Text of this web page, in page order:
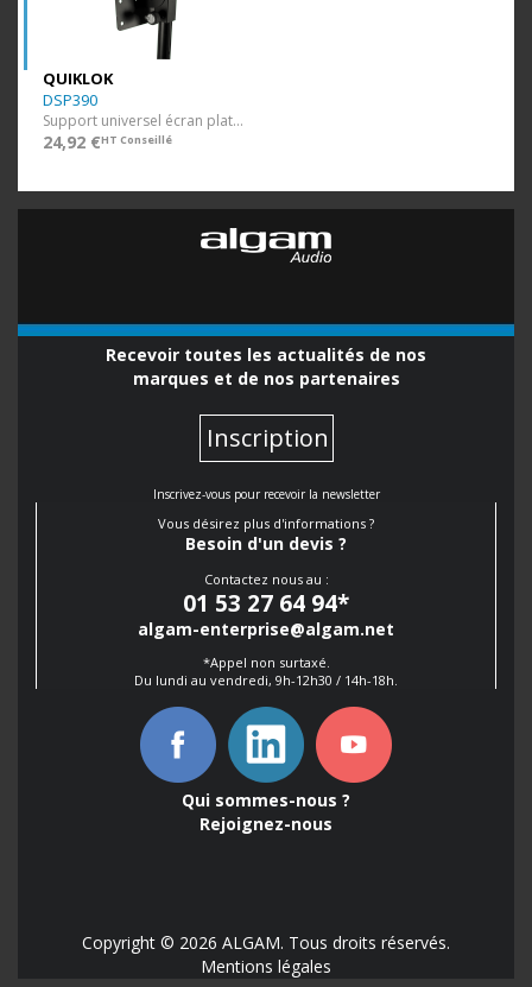
QUIKLOK
DSP390
Support universel écran plat jusqu'à 40”.
24,92 €HT Conseillé
Recevoir toutes les actualités de nos
marques et de nos partenaires
Inscription
Inscrivez-vous pour recevoir la newsletter
Vous désirez plus d'informations ?
Besoin d'un devis ?
Contactez nous au :
01 53 27 64 94*
algam-enterprise@algam.net
*Appel non surtaxé.
Du lundi au vendredi, 9h-12h30 / 14h-18h.
Qui sommes-nous ?
Rejoignez-nous
Copyright © 2026 ALGAM. Tous droits réservés.
Mentions légales